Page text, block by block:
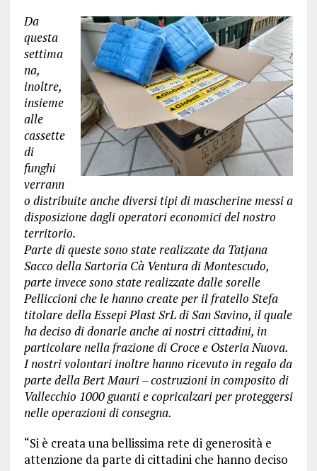
Da
questa
settima
na,
inoltre,
insieme
alle
cassette
di
funghi
verrann
o distribuite anche diversi tipi di mascherine messi a
disposizione dagli operatori economici del nostro
territorio.
Parte di queste sono state realizzate da Tatjana
Sacco della Sartoria Cà Ventura di Montescudo,
parte invece sono state realizzate dalle sorelle
Pelliccioni che le hanno create per il fratello Stefa
titolare della Essepi Plast SrL di San Savino, il quale
ha deciso di donarle anche ai nostri cittadini, in
particolare nella frazione di Croce e Osteria Nuova.
I nostri volontari inoltre hanno ricevuto in regalo da
parte della Bert Mauri – costruzioni in composito di
Vallecchio 1000 guanti e copricalzari per proteggersi
nelle operazioni di consegna.
“Si è creata una bellissima rete di generosità e
attenzione da parte di cittadini che hanno deciso